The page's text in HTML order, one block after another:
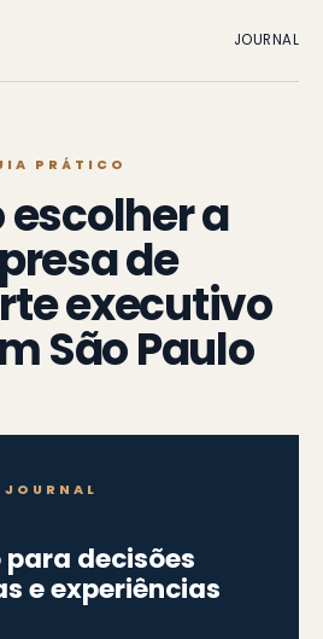
JOURNAL
PRÁTICO
escolher a
de
executivo
São Paulo
decisões
e experiências